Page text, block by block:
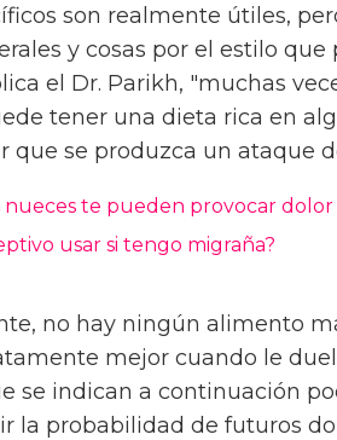
son realmente útiles,
y cosas por el estilo que
el Dr. Parikh, "muchas
tener una dieta rica en
que se produzca un ataque
nueces te pueden provocar dolor
usar si tengo migraña?
no hay ningún alimento
mejor cuando le
se indican a continuación
la probabilidad de futuros